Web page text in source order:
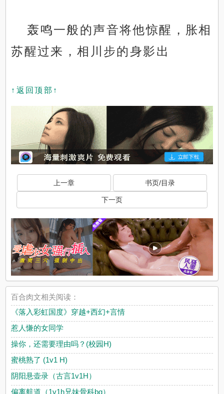
轰鸣一般的声音将他惊醒，胀相
苏醒过来，相川步的身影出
↑返回顶部↑
上一章 书页/目录
下一页
百合肉文相关阅读：
《落入彩虹国度》穿越+西幻+言情
惹人慊的女同学
操你，还需要理由吗？(校园H)
蜜桃熟了 (1v1 H)
阴阳悬壶录（古言1v1H）
偏离航道（1v1h兄妹骨科bg）